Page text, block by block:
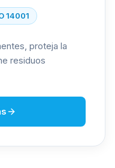
14001
proteja la
residuos